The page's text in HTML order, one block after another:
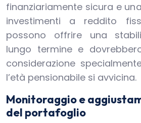
finanziariamente sicura e
investimenti a reddito
possono offrire una
lungo termine e
considerazione
l’età pensionabile si avvicina.
Monitoraggio e
del portafoglio